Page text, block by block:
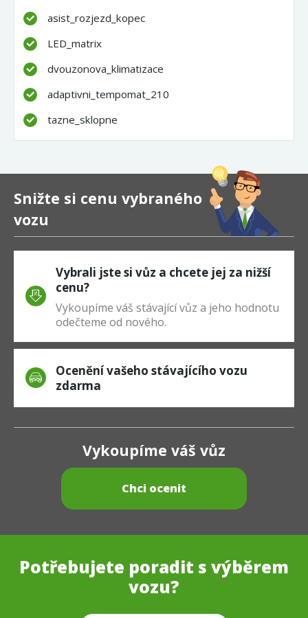
asist_rozjezd_kopec
LED_matrix
dvouzonova_klimatizace
adaptivni_tempomat_210
tazne_sklopne
Snižte si cenu vybraného
vozu
Vybrali jste si vůz a chcete jej za nižší
cenu?
Vykoupíme váš stávající vůz a jeho hodnotu
odečteme od nového.
Ocenění vašeho stávajícího vozu
zdarma
Vykoupíme váš vůz
Chci ocenit
Potřebujete poradit s výběrem
vozu?